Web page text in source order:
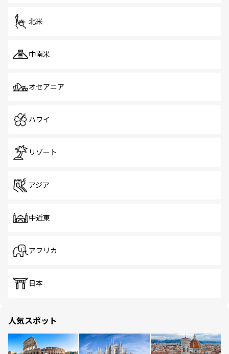
北米
中南米
オセアニア
ハワイ
リゾート
アジア
中近東
アフリカ
日本
人気スポット